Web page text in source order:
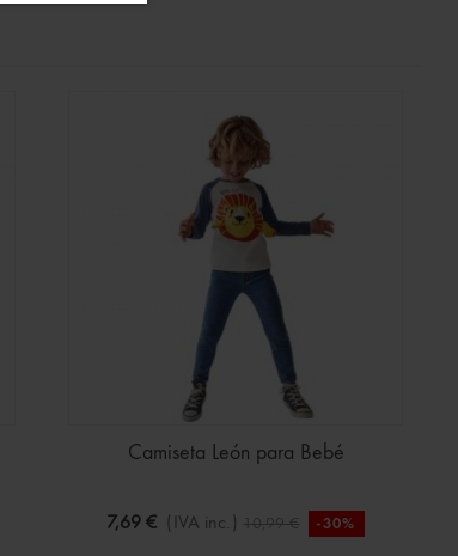
Camiseta León para Bebé
7,69 € (IVA inc.) 10,99 € -30%